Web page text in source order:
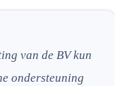
van de BV kun
ondersteuning